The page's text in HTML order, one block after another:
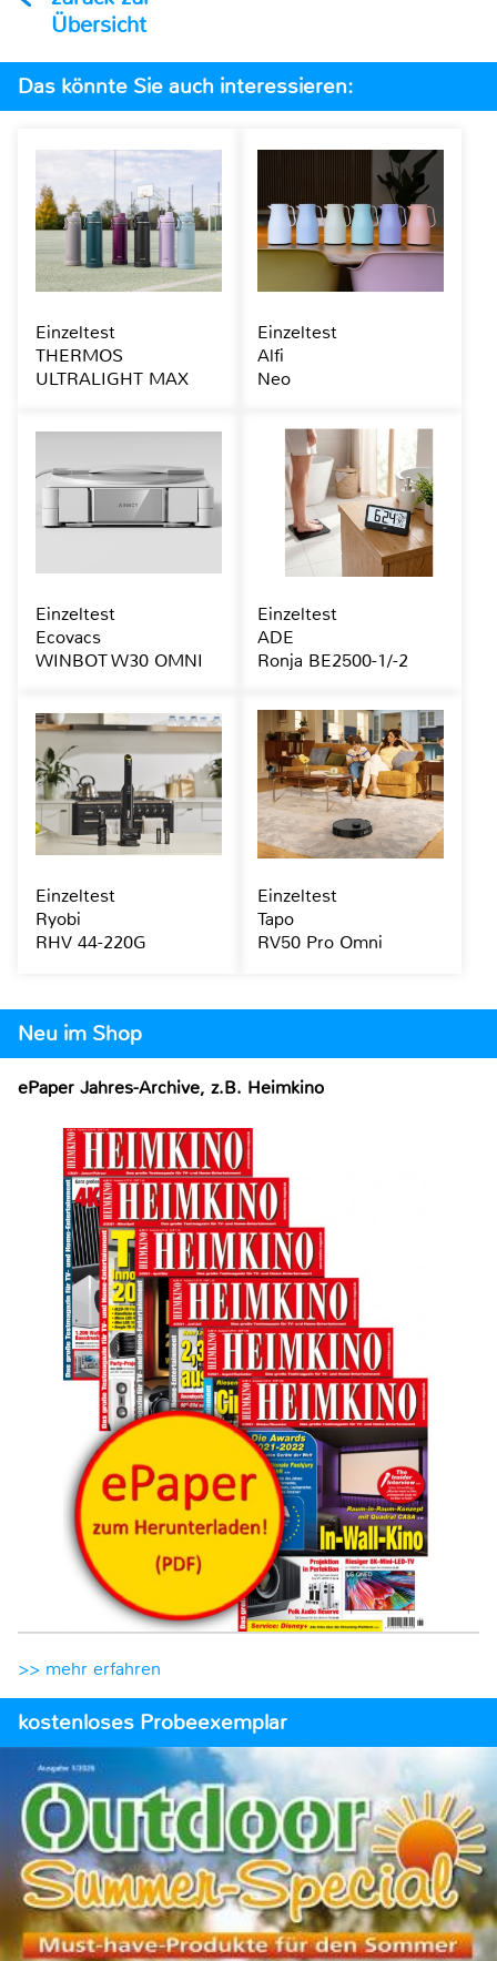
Übersicht
Neu im Shop
ePaper Jahres-Archive, z.B. Heimkino
>> mehr erfahren
kostenloses Probeexemplar
Das könnte Sie auch interessieren:
Einzeltest
THERMOS
ULTRALIGHT MAX
Einzeltest
Alfi
Neo
Einzeltest
Ecovacs
WINBOT W30 OMNI
Einzeltest
ADE
Ronja BE2500-1/-2
Einzeltest
Ryobi
RHV 44-220G
Einzeltest
Tapo
RV50 Pro Omni